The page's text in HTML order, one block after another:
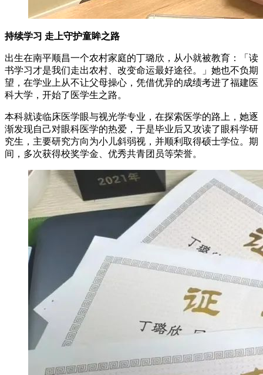
持续学习 走上守护童眸之路
出生在南平顺昌一个农村家庭的丁璐欣，从小就被教育：「读
书学习才是我们走出农村、改变命运最好途径。」她也不负期
望，在学业上从不让父母操心，凭借优异的成绩考进了福建医
科大学，开始了医学生之路。
本科就读临床医学眼与视光学专业，在探索医学的路上，她逐
渐发现自己对眼科医学的热爱，于是毕业后又攻读了眼科学研
究生，主要研究方向为小儿斜弱视，并顺利取得硕士学位。期
间，多次获得校奖学金、优秀共青团员等荣誉。